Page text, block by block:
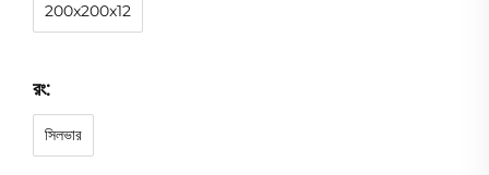
200x200x12
রং:
সিলভার